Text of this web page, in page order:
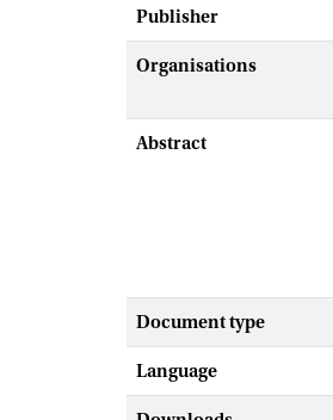
Publisher
Organisations
Abstract
Document type
Language